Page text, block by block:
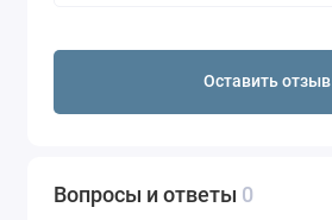
Оставить отзыв
Вопросы и ответы 0